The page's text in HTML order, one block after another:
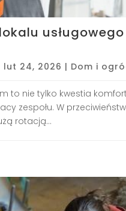
lut 24, 2026 | Dom i
to nie tylko kwestia
zespołu. W
rotacją...